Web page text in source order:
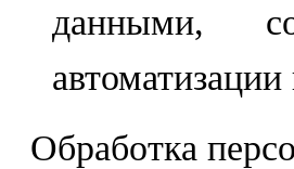
данными,
Обработка